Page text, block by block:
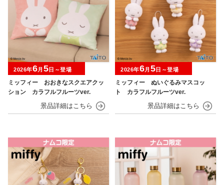
ミッフィー おおきなスクエアクッ
ション カラフルフルーツver.
2026年6月 5 日～登場
ミッフィー ぬいぐるみマスコッ
ト カラフルフルーツver.
2026年6月 5 日～登場